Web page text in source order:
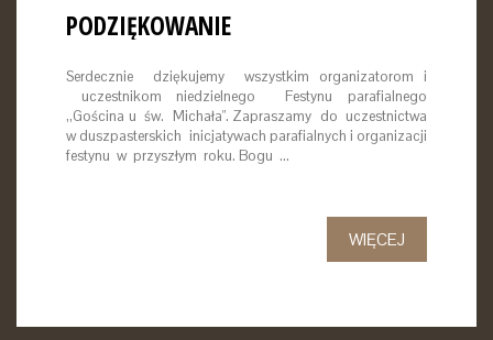
PODZIĘKOWANIE
Serdecznie dziękujemy wszystkim organizatorom i
uczestnikom niedzielnego Festynu parafialnego
,,Gościna u św. Michała". Zapraszamy do uczestnictwa
w duszpasterskich inicjatywach parafialnych i organizacji
festynu w przyszłym roku. Bogu …
WIĘCEJ